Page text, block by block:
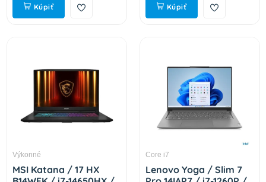
Kúpiť Kúpiť
Výkonné
MSI Katana / 17 HX
Core i7
Lenovo Yoga / Slim 7